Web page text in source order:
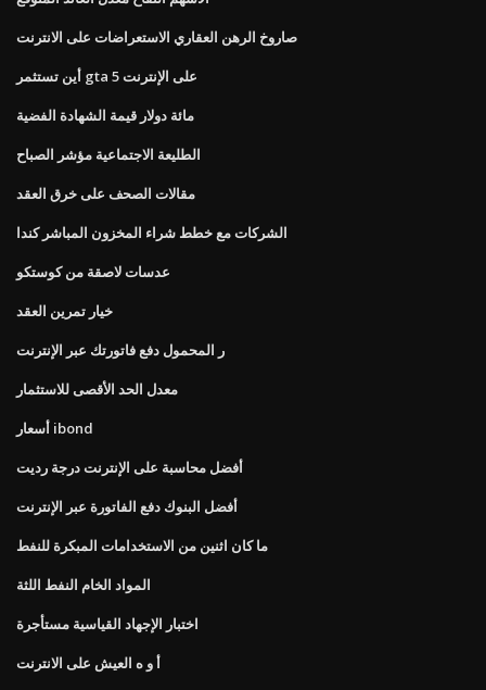
صاروخ الرهن العقاري الاستعراضات على الانترنت
أين تستثمر gta 5 على الإنترنت
مائة دولار قيمة الشهادة الفضية
الطليعة الاجتماعية مؤشر الصباح
مقالات الصحف على خرق العقد
الشركات مع خطط شراء المخزون المباشر كندا
عدسات لاصقة من كوستكو
خيار تمرين العقد
ر المحمول دفع فاتورتك عبر الإنترنت
معدل الحد الأقصى للاستثمار
أسعار ibond
أفضل محاسبة على الإنترنت درجة رديت
أفضل البنوك دفع الفاتورة عبر الإنترنت
ما كان اثنين من الاستخدامات المبكرة للنفط
المواد الخام النفط اللثة
اختبار الإجهاد القياسية مستأجرة
أ و ه العيش على الانترنت